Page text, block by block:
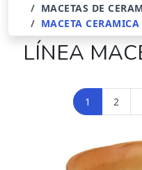
MACETAS DE
MACETA CERAMICA
LÍNEA
1 2